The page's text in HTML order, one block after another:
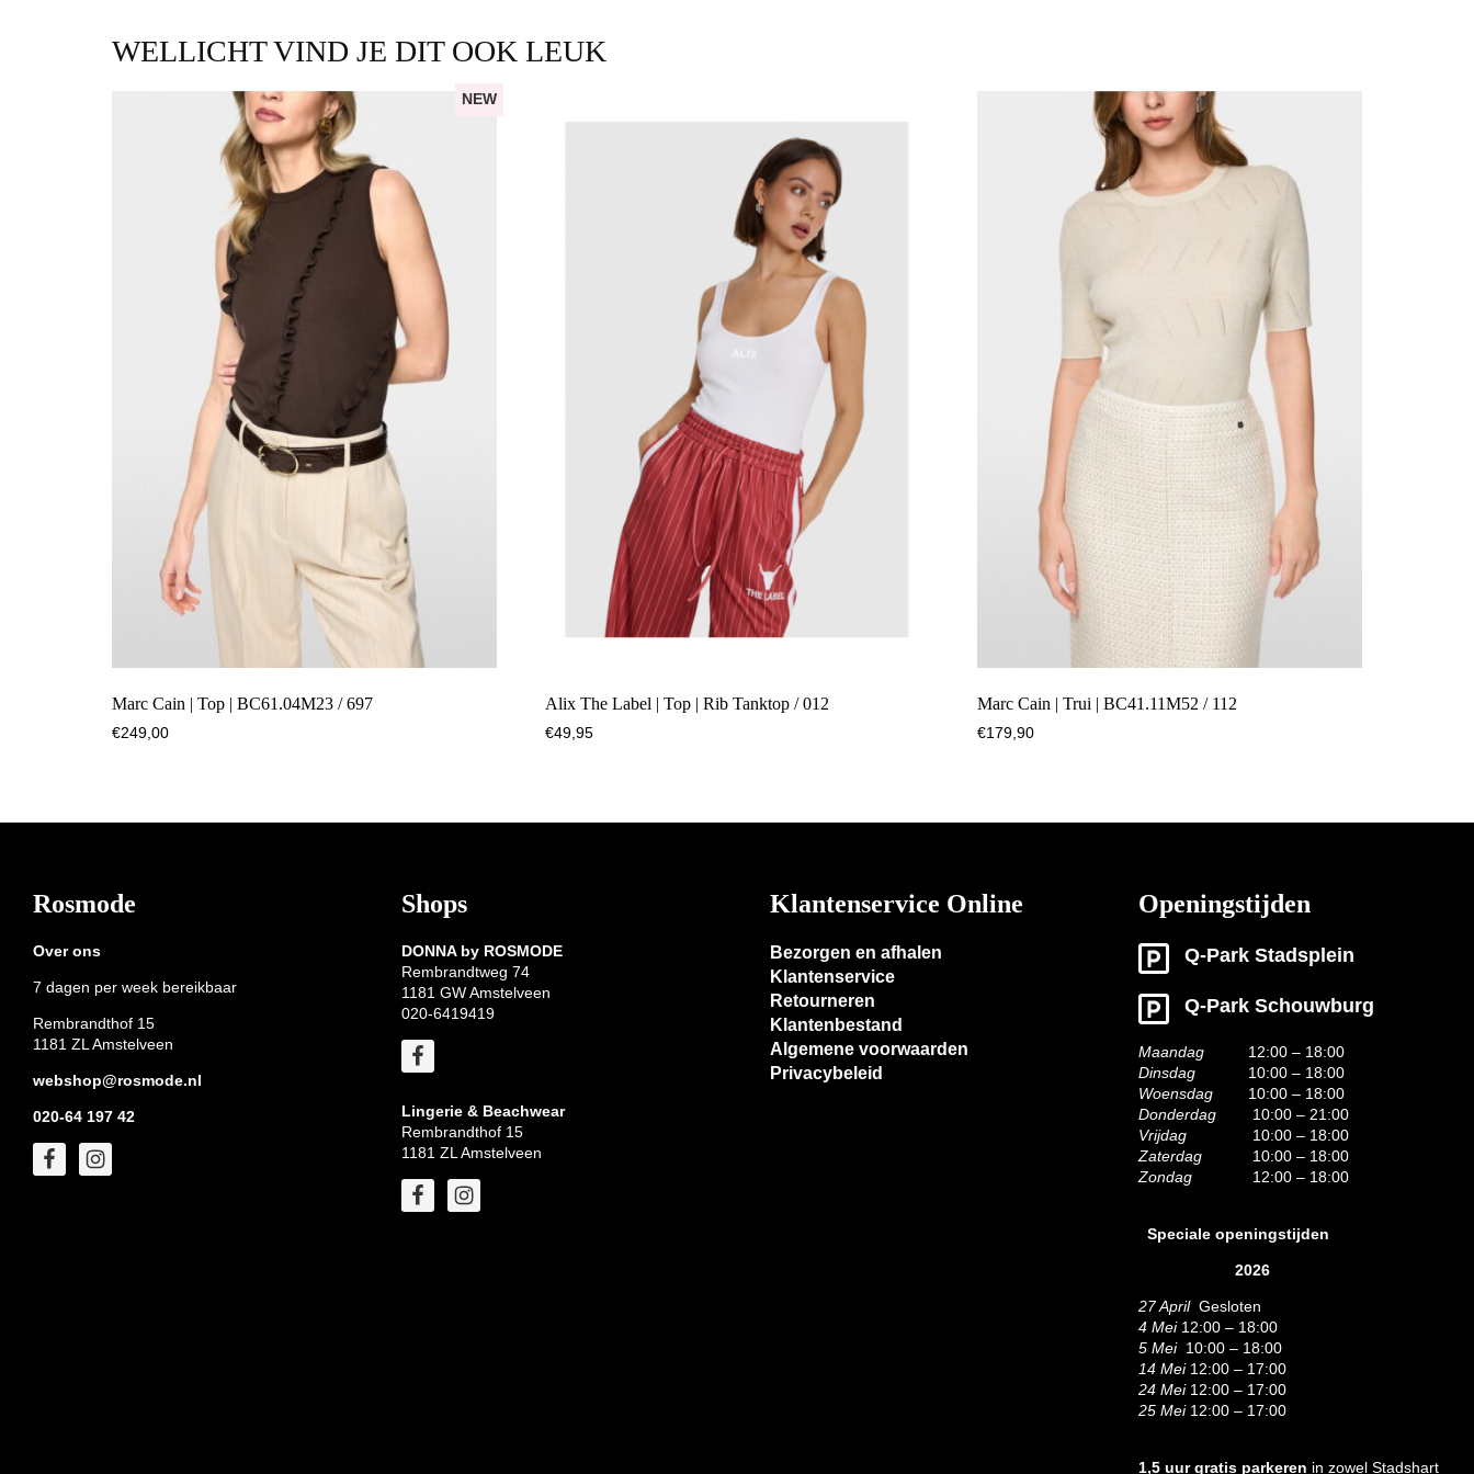
WELLICHT VIND JE DIT OOK LEUK
NEW
Marc Cain | Top | BC61.04M23 / 697
€249,00
Alix The Label | Top | Rib Tanktop / 012
€49,95
Marc Cain | Trui | BC41.11M52 / 112
€179,90
Footer
Rosmode
Over ons
7 dagen per week bereikbaar
Rembrandthof 15
1181 ZL Amstelveen
webshop@rosmode.nl
020-64 197 42
Shops
DONNA by ROSMODE
Rembrandtweg 74
1181 GW Amstelveen
020-6419419
Lingerie & Beachwear
Rembrandthof 15
1181 ZL Amstelveen
Klantenservice Online
Bezorgen en afhalen
Klantenservice
Retourneren
Klantenbestand
Algemene voorwaarden
Privacybeleid
Openingstijden
Q-Park Stadsplein
Q-Park Schouwburg
Maandag
12:00 – 18:00
Dinsdag
10:00 – 18:00
Woensdag
10:00 – 18:00
Donderdag
10:00 – 21:00
Vrijdag
10:00 – 18:00
Zaterdag
10:00 – 18:00
Zondag
12:00 – 18:00
Speciale openingstijden
2026
27 AprilGesloten
4 Mei12:00 – 18:00
5 Mei10:00 – 18:00
14 Mei12:00 – 17:00
24 Mei12:00 – 17:00
25 Mei 12:00 – 17:00
1,5 uur gratis parkeren in zowel Stadshart